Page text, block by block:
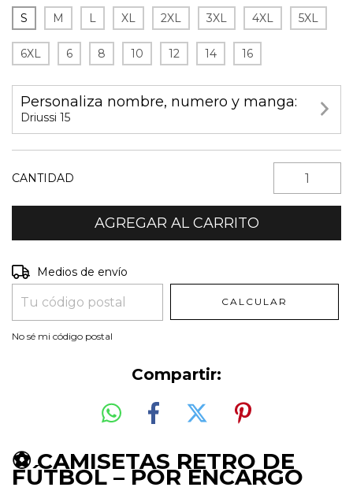
S
M L XL 2XL 3XL 4XL 5XL
6XL 6 8 10 12 14 16
Personaliza nombre, numero y manga:
Driussi 15
CANTIDAD
Entregas para el CP:
Medios de envío
CALCULAR
No sé mi código postal
Compartir:
⚽ CAMISETAS RETRO DE
FÚTBOL – POR ENCARGO